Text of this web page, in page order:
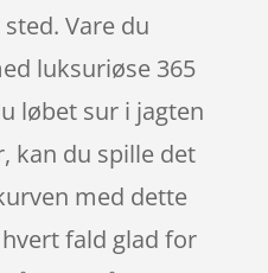
Vare du
luksuriøse 365
løbet sur i jagten
kan du spille det
med dette
fald glad for